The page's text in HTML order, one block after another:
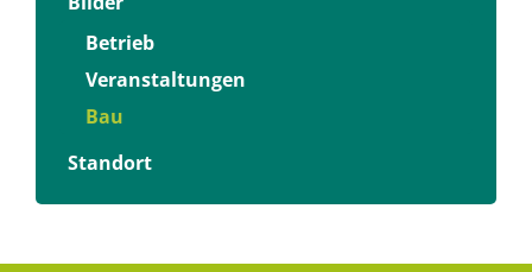
Betrieb
Veranstaltungen
Bau
Standort